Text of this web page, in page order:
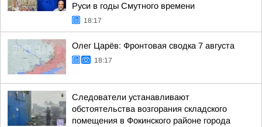
Руси в годы Смутного времени
18:17
Олег Царёв: Фронтовая сводка 7 августа
18:17
Следователи устанавливают
обстоятельства возгорания складского
помещения в Фокинского районе города